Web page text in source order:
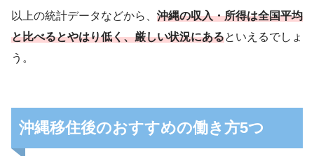
以上の統計データなどから、 沖縄の収入・所得は全国平均
と比べるとやはり低く、厳しい状況にあるといえるでしょ
う。
沖縄移住後のおすすめの働き方5つ